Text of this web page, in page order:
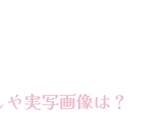
実写画像は？